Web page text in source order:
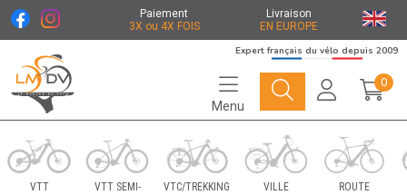
Paiement
3X ou 4X FOIS
Livraison
EN EUROPE
Le Marché du Vélo Votre distributeurs de vélo
Expert français du vélo depuis 2009
Menu
0
VTT
VTT SEMI-
VTC/TREKKING VILLE ROUTE